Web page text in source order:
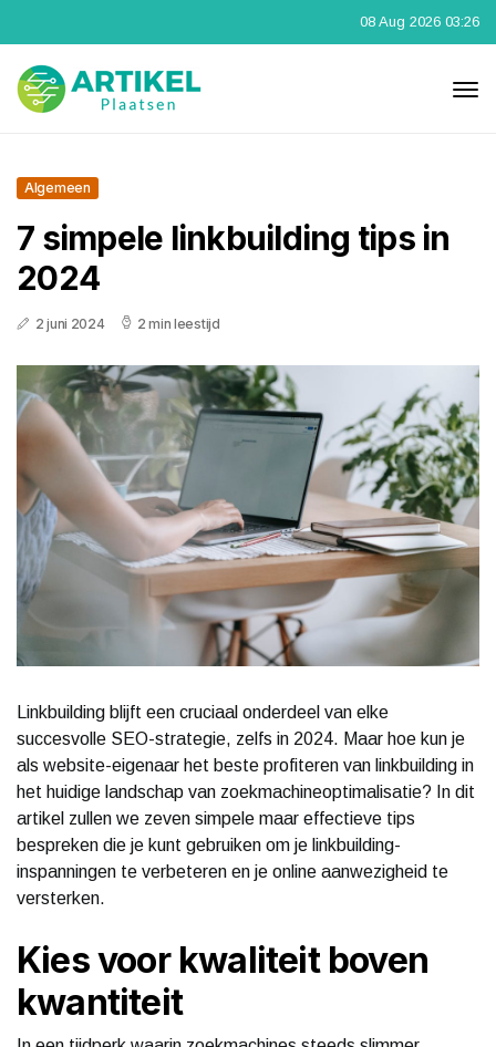
08 Aug 2026 03:26
Algemeen
7 simpele linkbuilding tips in
2024
2 juni 2024 2 min leestijd
Linkbuilding blijft een cruciaal onderdeel van elke
succesvolle SEO-strategie, zelfs in 2024. Maar hoe kun je
als website-eigenaar het beste profiteren van linkbuilding in
het huidige landschap van zoekmachineoptimalisatie? In dit
artikel zullen we zeven simpele maar effectieve tips
bespreken die je kunt gebruiken om je linkbuilding-
inspanningen te verbeteren en je online aanwezigheid te
versterken.
Kies voor kwaliteit boven
kwantiteit